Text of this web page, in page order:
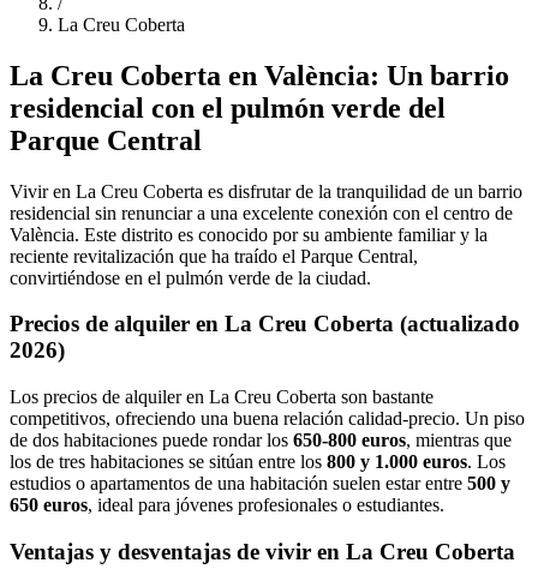
La Creu Coberta
La Creu Coberta en València: Un barrio
residencial con el pulmón verde del
Parque Central
Vivir en La Creu Coberta es disfrutar de la tranquilidad de un barrio
residencial sin renunciar a una excelente conexión con el centro de
València. Este distrito es conocido por su ambiente familiar y la
reciente revitalización que ha traído el Parque Central,
convirtiéndose en el pulmón verde de la ciudad.
Precios de alquiler en La Creu Coberta (actualizado
2026)
Los precios de alquiler en La Creu Coberta son bastante
competitivos, ofreciendo una buena relación calidad-precio. Un piso
de dos habitaciones puede rondar los 650-800 euros, mientras que
los de tres habitaciones se sitúan entre los 800 y 1.000 euros. Los
estudios o apartamentos de una habitación suelen estar entre 500 y
650 euros, ideal para jóvenes profesionales o estudiantes.
Ventajas y desventajas de vivir en La Creu Coberta